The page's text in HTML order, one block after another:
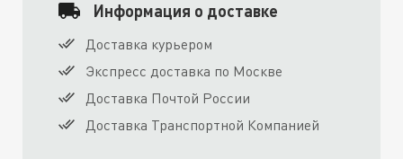
Информация о доставке
Доставка курьером
Экспресс доставка по Москве
Доставка Почтой России
Доставка Транспортной Компанией